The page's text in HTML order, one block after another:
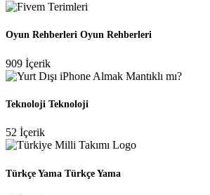
Oyun Rehberleri Oyun Rehberleri
909 İçerik
Teknoloji Teknoloji
52 İçerik
Türkçe Yama Türkçe Yama